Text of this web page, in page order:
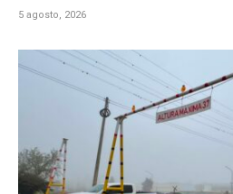
5 agosto, 2026